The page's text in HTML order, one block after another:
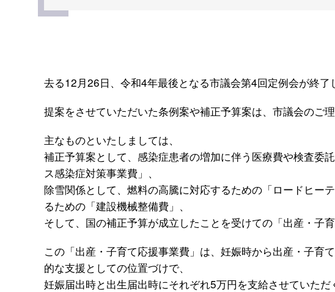
去る12月26日、令和4年最後となる市議会第4回定例会が終了
提案をさせていただいた条例案や補正予算案は、市議会のご
主なものといたしましては、
補正予算案として、感染症患者の増加に伴う医療費や検査委
ス感染症対策事業費」、
除雪関係として、燃料の高騰に対応するための「ロードヒー
るための「建設機械整備費」、
そして、国の補正予算が成立したことを受けての「出産・子
この「出産・子育て応援事業費」は、妊娠時から出産・子育
的な支援としての位置づけで、
妊娠届出時と出生届出時にそれぞれ5万円を支給させていただ